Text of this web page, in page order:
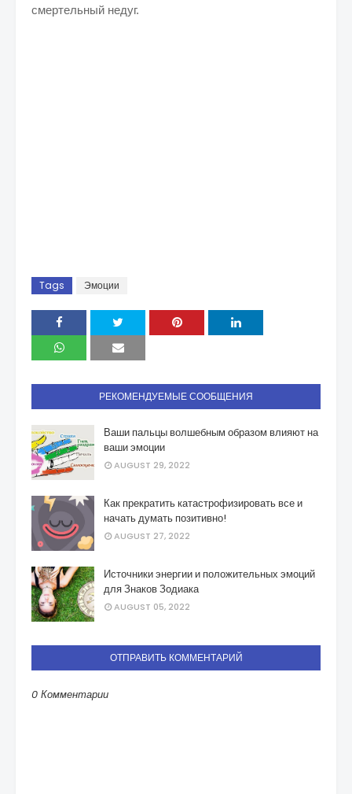
смертельный недуг.
Tags Эмоции
РЕКОМЕНДУЕМЫЕ СООБЩЕНИЯ
Ваши пальцы волшебным образом влияют на
ваши эмоции
AUGUST 29, 2022
Как прекратить катастрофизировать все и
начать думать позитивно!
AUGUST 27, 2022
Источники энергии и положительных эмоций
для Знаков Зодиака
AUGUST 05, 2022
ОТПРАВИТЬ КОММЕНТАРИЙ
0 Комментарии